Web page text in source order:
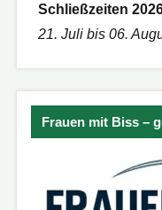
Schließzeiten
21. Juli bis 06.
Frauen mit Biss –